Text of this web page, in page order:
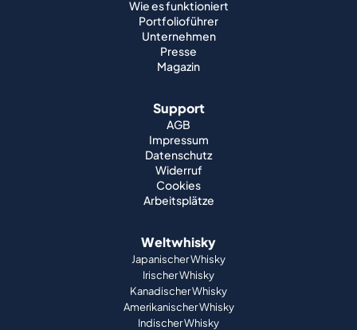
Wie es funktioniert
Portfolioführer
Unternehmen
Presse
Magazin
Support
AGB
Impressum
Datenschutz
Widerruf
Cookies
Arbeitsplätze
Weltwhisky
Japanischer Whisky
Irischer Whisky
Kanadischer Whisky
Amerikanischer Whisky
Indischer Whisky